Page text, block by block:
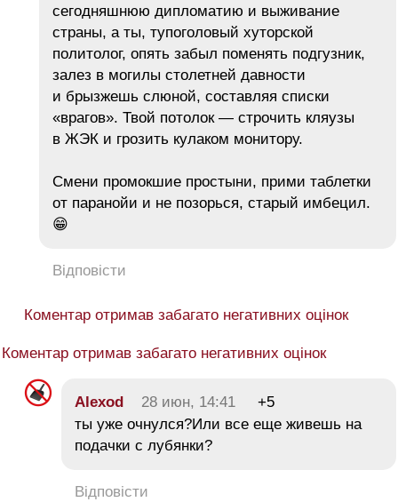
сегодняшнюю дипломатию и выживание
страны, а ты, тупоголовый хуторской
политолог, опять забыл поменять подгузник,
залез в могилы столетней давности
и брызжешь слюной, составляя списки
«врагов». Твой потолок — строчить кляузы
в ЖЭК и грозить кулаком монитору.
Смени промокшие простыни, прими таблетки
от паранойи и не позорься, старый имбецил.
😁
Відповісти
Коментар отримав забагато негативних оцінок
Коментар отримав забагато негативних оцінок
Alexod 28 июн, 14:41
+5
ты уже очнулся?Или все еще живешь на
подачки с лубянки?
Відповісти